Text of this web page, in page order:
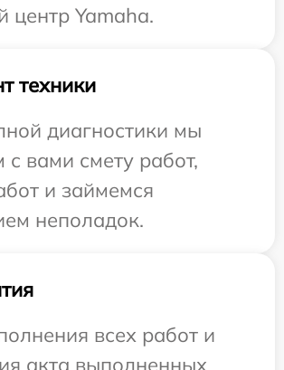
центр Yamaha.
техники
диагностики мы
с вами смету работ,
и займемся
неполадок.
всех работ и
акта выполненных